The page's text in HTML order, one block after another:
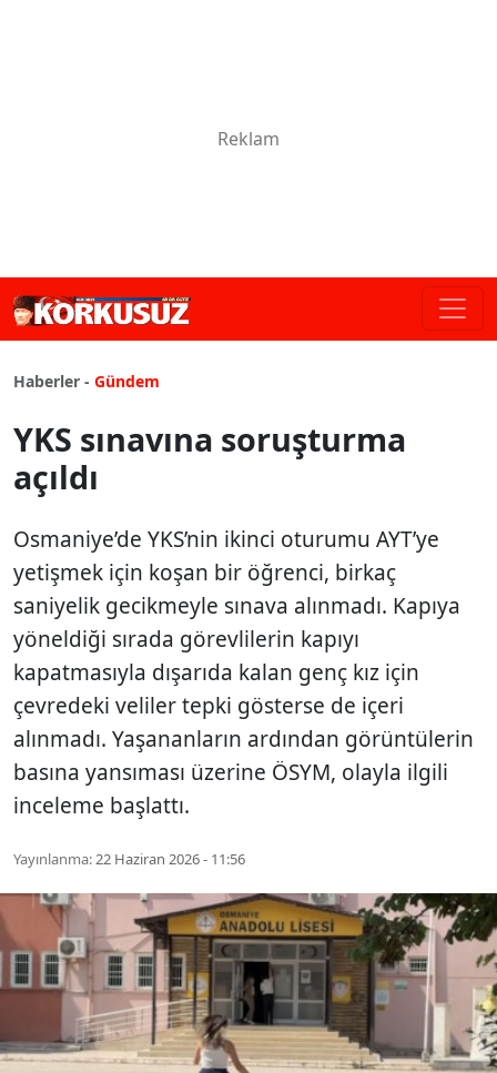
Haberler - Gündem
YKS sınavına soruşturma
açıldı
Osmaniye’de YKS’nin ikinci oturumu AYT’ye
yetişmek için koşan bir öğrenci, birkaç
saniyelik gecikmeyle sınava alınmadı. Kapıya
yöneldiği sırada görevlilerin kapıyı
kapatmasıyla dışarıda kalan genç kız için
çevredeki veliler tepki gösterse de içeri
alınmadı. Yaşananların ardından görüntülerin
basına yansıması üzerine ÖSYM, olayla ilgili
inceleme başlattı.
Yayınlanma:22 Haziran 2026 - 11:56